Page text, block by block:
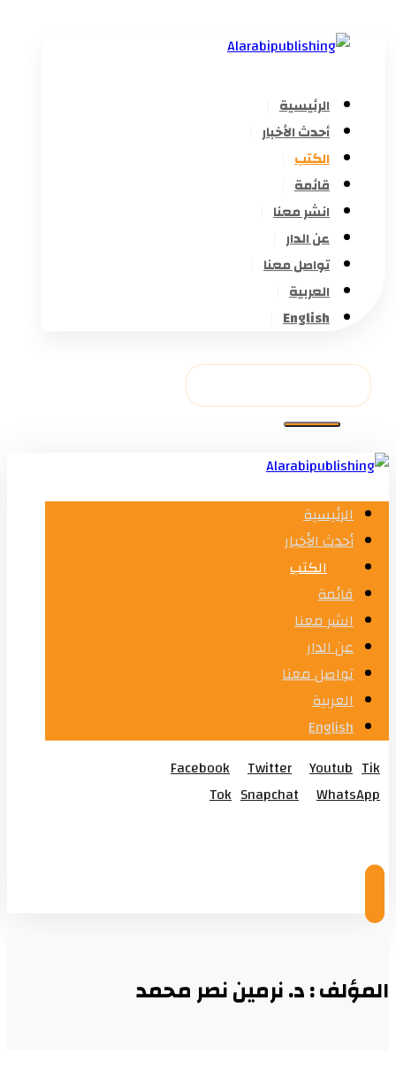
الرئيسية
أحدث الأخبار
الكتب
قائمة
انشر معنا
عن الدار
تواصل معنا
العربية
English
الرئيسية
أحدث الأخبار
الكتب
قائمة
انشر معنا
عن الدار
تواصل معنا
العربية
English
Facebook
Twitter Youtub Tik
Tok Snapchat
WhatsApp
المؤلف : د. نرمين نصر محمد